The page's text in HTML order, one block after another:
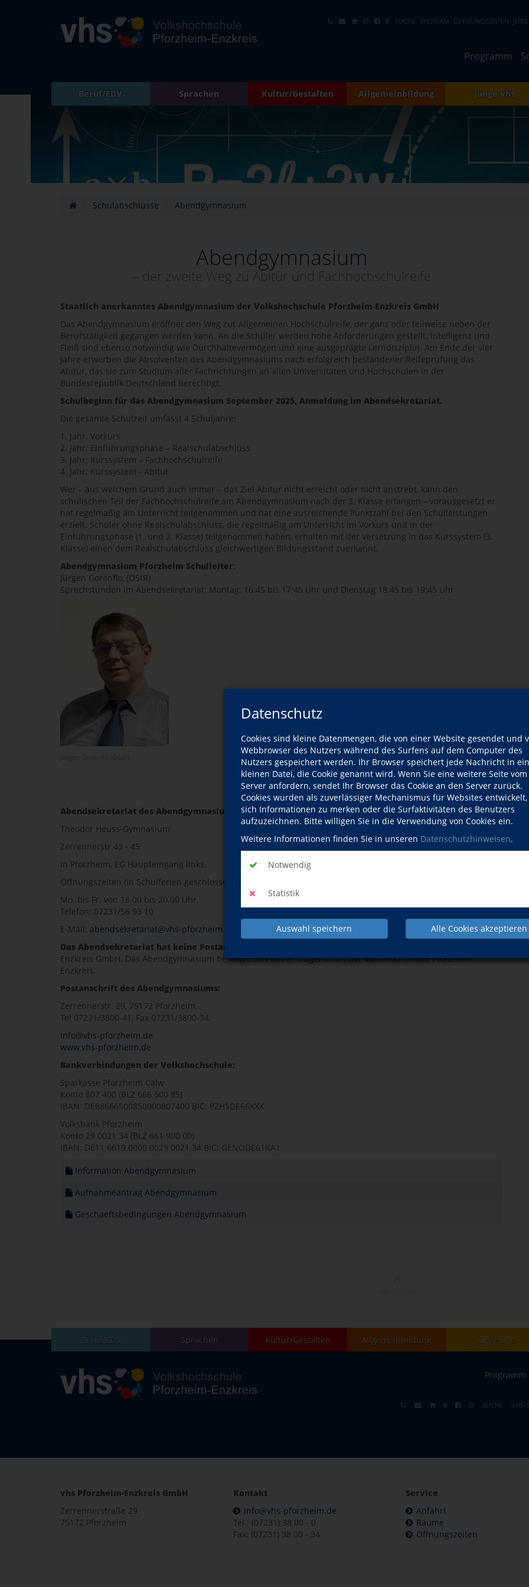
Datenschutz
Cookies sind kleine Datenmengen, die von einer Website gesendet und
Webbrowser des Nutzers während des Surfens auf dem Computer des
Nutzers gespeichert werden. Ihr Browser speichert jede Nachricht in
kleinen Datei, die Cookie genannt wird. Wenn Sie eine weitere Seite vom
Server anfordern, sendet Ihr Browser das Cookie an den Server zurück.
Cookies wurden als zuverlässiger Mechanismus für Websites
sich Informationen zu merken oder die Surfaktivitäten des Benutzers
aufzuzeichnen. Bitte willigen Sie in die Verwendung von Cookies ein.
Weitere Informationen finden Sie in unseren Datenschutzhinweisen.
Notwendig
Statistik
Auswahl speichern Alle Cookies akzeptieren
SUCHE VHSTEAM ÖFFNUNGSZEITEN JOBS
Programm
Beruf/EDV Sprachen Kultur/Gestalten Allgemeinbildung junge vhs
Schulabschlüsse Abendgymnasium
Abendgymnasium
– der zweite Weg zu Abitur und Fachhochschulreife
Staatlich anerkanntes Abendgymnasium der Volkshochschule Pforzheim-Enzkreis GmbH
Das Abendgymnasium eröffnet den Weg zur Allgemeinen Hochschulreife, der ganz oder teilweise neben der
Berufstätigkeit gegangen werden kann. An die Schüler werden hohe Anforderungen gestellt. Intelligenz und
Fleiß sind ebenso notwendig wie Durchhaltevermögen und eine ausgeprägte Lerndisziplin. Am Ende der vier
Jahre erwerben die Absolventen des Abendgymnasiums nach erfolgreich bestandener Reifeprüfung das
Abitur, das sie zum Studium aller Fachrichtungen an allen Universitäten und Hochschulen in der
Bundesrepublik Deutschland berechtigt.
Schulbeginn für das Abendgymnasium September 2025, Anmeldung im Abendsekretariat.
Die gesamte Schulzeit umfasst 4 Schuljahre:
1. Jahr: Vorkurs
2. Jahr: Einführungsphase – Realschulabschluss
3. Jahr: Kurssystem – Fachhochschulreife
4. Jahr: Kurssystem - Abitur
Wer – aus welchem Grund auch immer – das Ziel Abitur nicht erreicht oder nicht anstrebt, kann den
schulischen Teil der Fachhochschulreife am Abendgymnasium nach der 3. Klasse erlangen – vorausgesetzt er
hat regelmäßig am Unterricht teilgenommen und hat eine ausreichende Punktzahl bei den Schulleistungen
erzielt. Schüler ohne Realschulabschluss, die regelmäßig am Unterricht im Vorkurs und in der
Einführungsphase (1. und 2. Klasse) teilgenommen haben, erhalten mit der Versetzung in das Kurssystem (3.
Klasse) einen dem Realschulabschluss gleichwertigen Bildungsstand zuerkannt.
Abendgymnasium Pforzheim Schulleiter:
Jürgen Gorenflo, (OStR)
Sprechstunden im Abendsekretariat: Montag: 16:45 bis 17:45 Uhr und Dienstag 18:45 bis 19:45 Uhr
Abendsekretariat des Abendgymnasiums:
Theodor Heuss-Gymnasium
Zerrennerstr.43 - 45
in Pforzheim, EG Haupteingang links,
Öffnungszeiten (in Schulferien geschlossen)
Mo. bis Fr. von 18.00 bis 20.00 Uhr,
Telefon: 07231/56 93 10
E-Mail: abendsekretariat@vhs-pforzheim.de
Das Abendsekretariat hat keine Postadresse.
Enzkreis GmbH. Das Abendgymnasium befindet sich in der Trägerschaft der Volkshochschule Pforzheim-
Enzkreis.
Postanschrift des Abendgymnasiums:
Zerrennerstr. 29, 75172 Pforzheim,
Tel 07231/3800-41, Fax 07231/3800-34,
info@vhs-pforzheim.de
www.vhs-pforzheim.de
Bankverbindungen der Volkshochschule:
Sparkasse Pforzheim Calw
Konto 807 400 (BLZ 666 500 85)
IBAN: DE88666500850000807400 BIC: PZHSDE66XXX
Volksbank Pforzheim
Konto 29 0021 34 (BLZ 661 900 00)
IBAN: DE11 6619 0000 0029 0021 34 BIC: GENODE61KA1
Information Abendgymnasium
Aufnahmeantrag Abendgymnasium
Geschaeftsbedingungen Abendgymnasium
Beruf/EDV Sprachen Kultur/Gestalten Allgemeinbildung junge vhs
Programm
SUCHE VHS-
vhs Pforzheim-Enzkreis GmbH
Zerrennerstraße 29
75172 Pforzheim
Kontakt
info@vhs-pforzheim.de
Tel.: (07231) 38 00 - 0
Fax: (07231) 38 00 - 34
Service
Anfahrt
Räume
Öffnungszeiten